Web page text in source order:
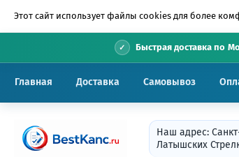
Этот сайт использует файлы cookies для более
Быстрая доставка по
Главная Доставка Самовывоз
Наш адрес:
Латышских